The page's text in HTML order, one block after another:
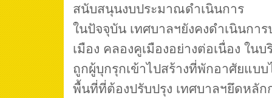
สนับสนุนงบประมาณดำเนินการ
ในปัจจุบัน เทศบาลฯยังคงดำเนินกา
เมือง คลองคูเมืองอย่างต่อเนื่อง ใ
ถูกผู้บุกรุกเข้าไปสร้างที่พักอาศัยแบบ
พื้นที่ที่ต้องปรับปรุง เทศบาลฯยึดหลั